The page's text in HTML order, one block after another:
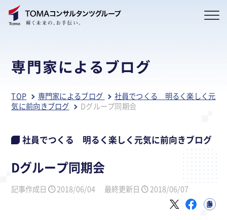
専門家によるブログ
TOP 専門家によるブログ
社員でつくる 明るく楽しく元
気に前向きブログ
Dグループ同期会
社員でつくる 明るく楽しく元気に前向きブログ
Dグループ同期会
記事作成日 2018/06/04 最終更新日 2018/06/07